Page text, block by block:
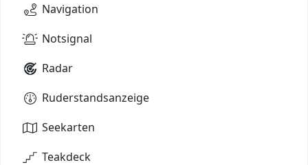
Navigation
Notsignal
Radar
Ruderstandsanzeige
Seekarten
Teakdeck